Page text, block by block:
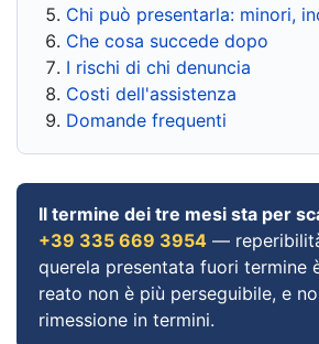
Chi può presentarla: minori,
Che cosa succede dopo
I rischi di chi denuncia
Costi dell'assistenza
Domande frequenti
Il termine dei tre mesi sta per
+39 335 669 3954 —
querela presentata fuori termine
reato non è più perseguibile, e
rimessione in termini.